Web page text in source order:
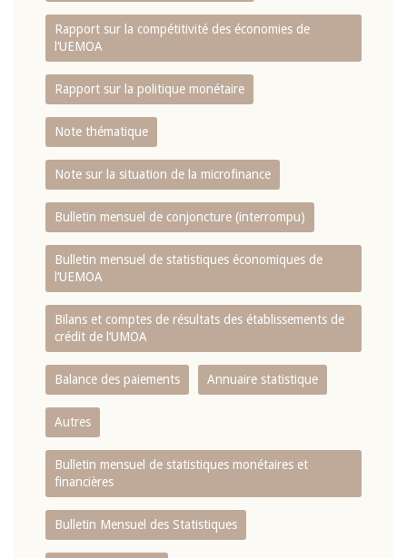
Rapport sur la compétitivité des économies de
l‘UEMOA
Rapport sur la politique monétaire
Note thématique
Note sur la situation de la microfinance
Bulletin mensuel de conjoncture (interrompu)
Bulletin mensuel de statistiques économiques de
l‘UEMOA
Bilans et comptes de résultats des établissements de
crédit de l‘UMOA
Balance des paiements Annuaire statistique
Autres
Bulletin mensuel de statistiques monétaires et
financières
Bulletin Mensuel des Statistiques